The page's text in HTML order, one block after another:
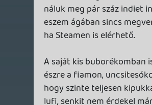
2026.03.25 12:35:42#20wya
"soha nem bocsátom meg az Epic-nek,
hogy mit műveltek az éveken keresztül
szeretett Fortnite-ommal"
ha nem indiszkrét, ezt ki tudnák fejteni?
Tényleg érdekel, nagyon nem vagyok
benne a Fortnite témában (csak
minimálisan nyomtam, még a PS4-es
premier idején).